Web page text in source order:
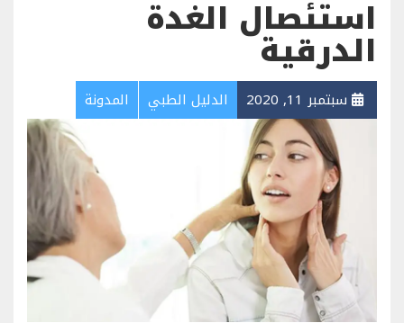
استئصال الغدة
الدرقية
سبتمبر 11, 2020 الدليل الطبي المدونة